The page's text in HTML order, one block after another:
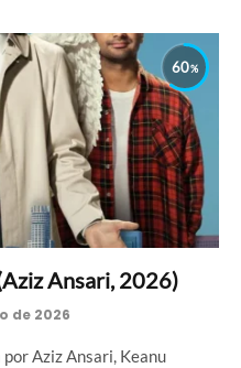
60
Ansari, 2026)
de 2026
Aziz Ansari, Keanu